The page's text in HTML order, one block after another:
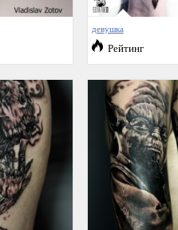
девушка
Рейтинг